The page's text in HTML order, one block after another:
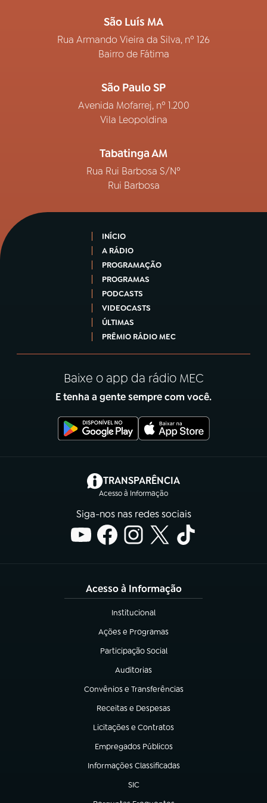
São Luís MA
Rua Armando Vieira da Silva, nº 126
Bairro de Fátima
São Paulo SP
Avenida Mofarrej, nº 1.200
Vila Leopoldina
Tabatinga AM
Rua Rui Barbosa S/Nº
Rui Barbosa
INÍCIO
A RÁDIO
PROGRAMAÇÃO
PROGRAMAS
PODCASTS
VIDEOCASTS
ÚLTIMAS
PRÊMIO RÁDIO MEC
Baixe o app da rádio MEC
E tenha a gente sempre com você.
TRANSPARÊNCIA
Acesso à Informação
(abre em nova aba)
Siga-nos nas redes sociais
Acesso à Informação
Institucional
(abre em nova aba)
Ações e Programas
(abre em nova aba)
Participação Social
(abre em nova aba)
Auditorias
(abre em nova aba)
Convênios e Transferências
(abre em nova aba)
Receitas e Despesas
(abre em nova aba)
Licitações e Contratos
(abre em nova aba)
Empregados Públicos
(abre em nova aba)
Informações Classificadas
(abre em nova aba)
SIC
(abre em nova aba)